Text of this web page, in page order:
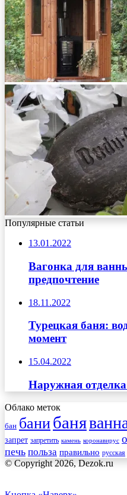
Популярные статьи
13.01.2022
Вагонка для
предпочтение
18.11.2022
Турецкая баня:
момент
15.04.2022
Наружная
Облако меток
бан банибаня
запрет запретить камень коронавирус
печь польза правильно русская
© Copyright 2026, Dezok.ru